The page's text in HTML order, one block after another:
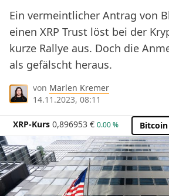
Ein vermeintlicher Antrag von
einen XRP Trust löst bei der
kurze Rallye aus. Doch die
als gefälscht heraus.
von Marlen Kremer
14.11.2023, 08:11
XRP-Kurs 0,896953 € 0.00 %